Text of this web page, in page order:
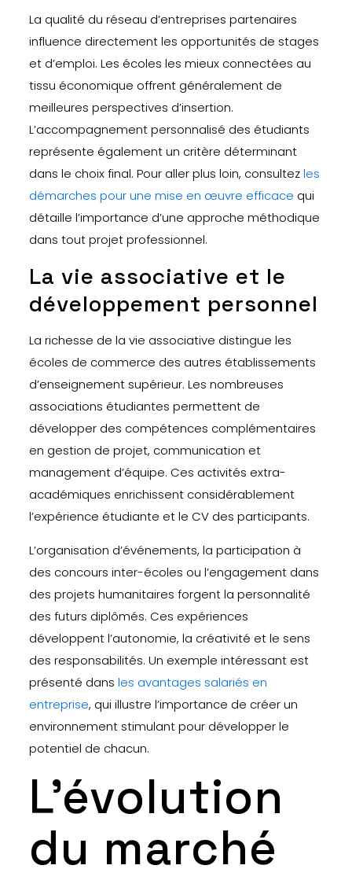
La qualité du réseau d’entreprises partenaires
influence directement les opportunités de stages
et d’emploi. Les écoles les mieux connectées au
tissu économique offrent généralement de
meilleures perspectives d’insertion.
L’accompagnement personnalisé des étudiants
représente également un critère déterminant
dans le choix final. Pour aller plus loin, consultezles
démarches pour une mise en œuvre efficace qui
détaille l’importance d’une approche méthodique
dans tout projet professionnel.
La vie associative et le
développement personnel
La richesse de la vie associative distingue les
écoles de commerce des autres établissements
d’enseignement supérieur. Les nombreuses
associations étudiantes permettent de
développer des compétences complémentaires
en gestion de projet, communication et
management d’équipe. Ces activités extra-
académiques enrichissent considérablement
l’expérience étudiante et le CV des participants.
L’organisation d’événements, la participation à
des concours inter-écoles ou l’engagement dans
des projets humanitaires forgent la personnalité
des futurs diplômés. Ces expériences
développent l’autonomie, la créativité et le sens
des responsabilités. Un exemple intéressant est
présenté dans les avantages salariés en
entreprise, qui illustre l’importance de créer un
environnement stimulant pour développer le
potentiel de chacun.
L’évolution
du marché